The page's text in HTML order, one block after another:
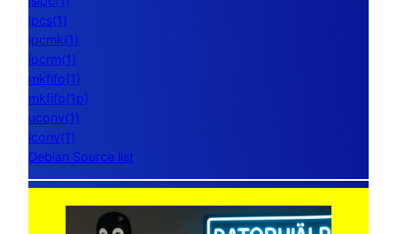
ipcs(1)
ipcmk(1)
ipcrm(1)
mkfifo(1)
mkfifo(1p)
uconv(1)
iconv(1)
Debian Source list